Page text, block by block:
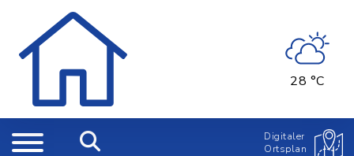
28 °C
Digitaler
Ortsplan